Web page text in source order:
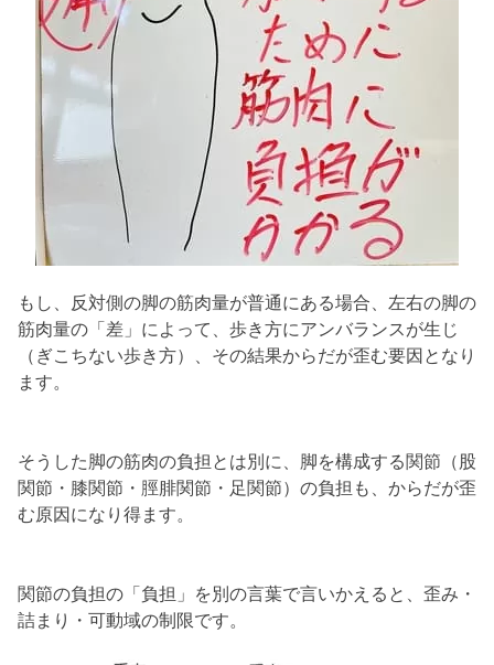
もし、反対側の脚の筋肉量が普通にある場合、左右の脚の
筋肉量の「差」によって、歩き方にアンバランスが生じ
（ぎこちない歩き方）、その結果からだが歪む要因となり
ます。
そうした脚の筋肉の負担とは別に、脚を構成する関節（股
関節・膝関節・脛腓関節・足関節）の負担も、からだが歪
む原因になり得ます。
関節の負担の「負担」を別の言葉で言いかえると、歪み・
詰まり・可動域の制限です。